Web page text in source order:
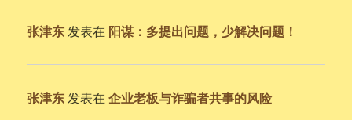
张津东 发表在 阳谋：多提出问题，少解决问题！
张津东 发表在企业老板与诈骗者共事的风险